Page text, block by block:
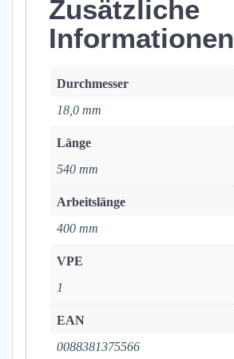
Zusätzliche
Informationen
Durchmesser
18,0 mm
Länge
540 mm
Arbeitslänge
400 mm
VPE
1
EAN
0088381375566